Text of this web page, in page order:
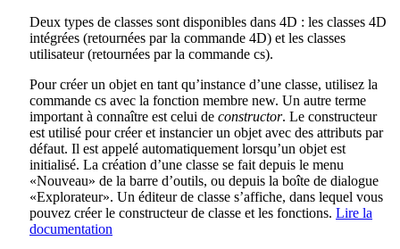
Deux types de classes sont disponibles dans 4D : les classes 4D
intégrées (retournées par la commande 4D) et les classes
utilisateur (retournées par la commande cs).
Pour créer un objet en tant qu’instance d’une classe, utilisez la
commande cs avec la fonction membre new. Un autre terme
important à connaître est celui de constructor. Le constructeur
est utilisé pour créer et instancier un objet avec des attributs par
défaut. Il est appelé automatiquement lorsqu’un objet est
initialisé. La création d’une classe se fait depuis le menu
«Nouveau» de la barre d’outils, ou depuis la boîte de dialogue
«Explorateur». Un éditeur de classe s’affiche, dans lequel vous
pouvez créer le constructeur de classe et les fonctions. Lire la
documentation